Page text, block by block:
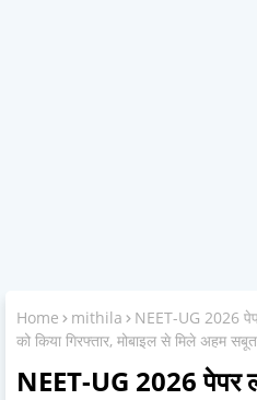
Home mithila
NEET-UG 2026
को किया गिरफ्तार, मोबाइल से मिले अहम सबूत
NEET-UG 2026 पेपर